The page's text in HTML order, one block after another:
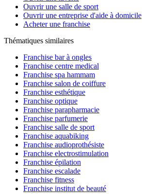
Ouvrir une salle de sport
Ouvrir une entreprise d'aide à domicile
Acheter une franchise
Thématiques similaires
Franchise bar à ongles
Franchise centre medical
Franchise spa hammam
Franchise salon de coiffure
Franchise esthétique
Franchise optique
Franchise parapharmacie
Franchise parfumerie
Franchise salle de sport
Franchise aquabiking
Franchise audioprothésiste
Franchise electrostimulation
Franchise épilation
Franchise escalade
Franchise fitness
Franchise institut de beauté